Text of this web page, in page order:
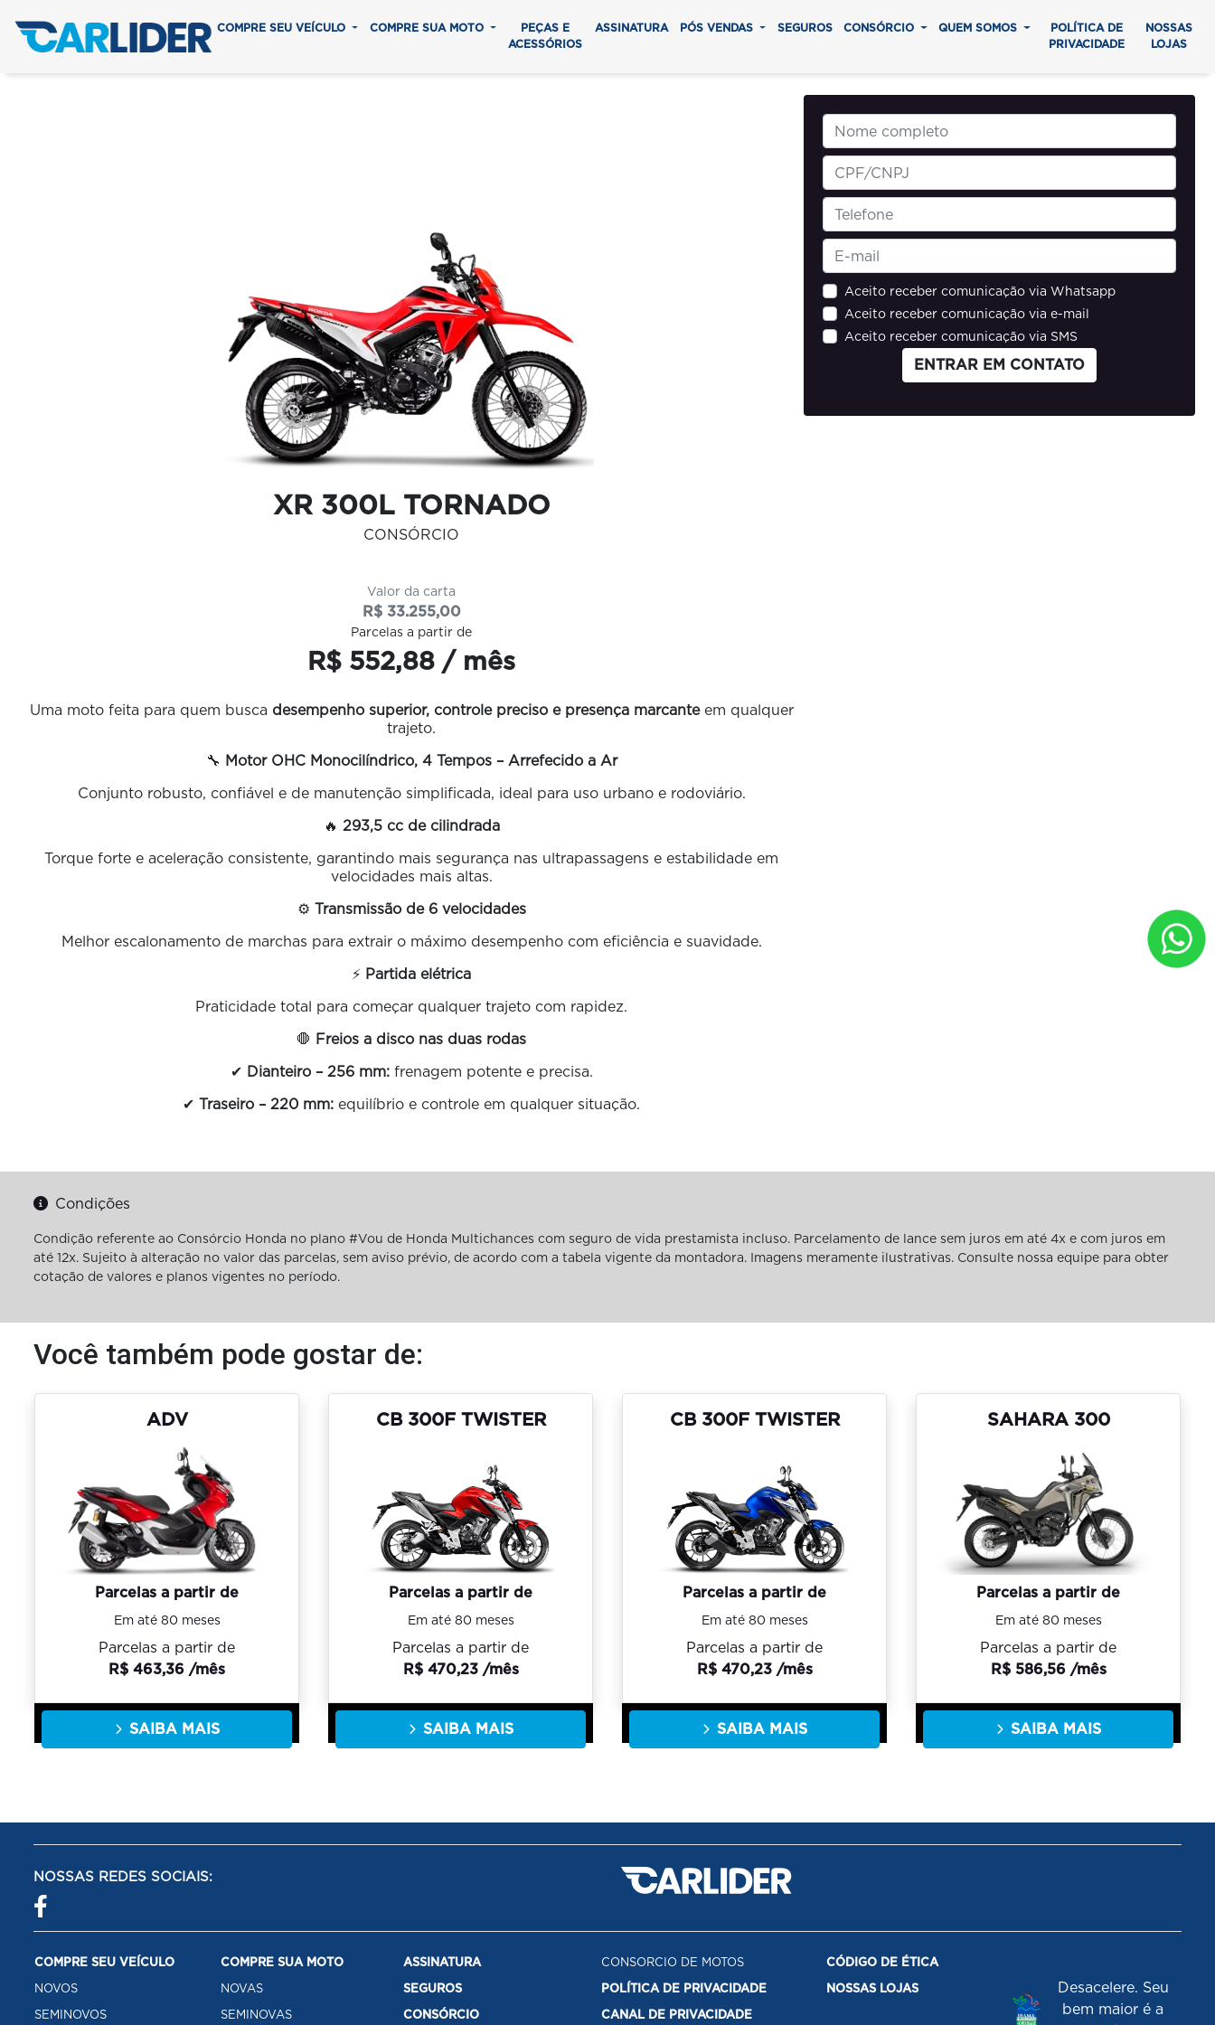
COMPRE SEU VEÍCULO COMPRE SUA MOTO
PEÇAS E
ACESSÓRIOS
ASSINATURA PÓS VENDAS SEGUROS CONSÓRCIO QUEM SOMOS
POLÍTICA DE
PRIVACIDADE
NOSSAS
LOJAS
XR 300L TORNADO
CONSÓRCIO
Valor da carta
R$ 33.255,00
Parcelas a partir de
R$ 552,88 / mês
Uma moto feita para quem busca desempenho superior, controle preciso e presença marcanteem qualquer
trajeto.
🔧 Motor OHC Monocilíndrico, 4 Tempos – Arrefecido a Ar
Conjunto robusto, confiável e de manutenção simplificada, ideal para uso urbano e rodoviário.
🔥 293,5 cc de cilindrada
Torque forte e aceleração consistente, garantindo mais segurança nas ultrapassagens e estabilidade em
velocidades mais altas.
⚙️ Transmissão de 6 velocidades
Melhor escalonamento de marchas para extrair o máximo desempenho com eficiência e suavidade.
⚡ Partida elétrica
Praticidade total para começar qualquer trajeto com rapidez.
🛑 Freios a disco nas duas rodas
✔ Dianteiro – 256 mm:frenagem potente e precisa.
✔Traseiro – 220 mm: equilíbrio e controle em qualquer situação.
Aceito receber comunicação via Whatsapp
Aceito receber comunicação via e-mail
Aceito receber comunicação via SMS
ENTRAR EM CONTATO
Condições
Condição referente ao Consórcio Honda no plano #Vou de Honda Multichances com seguro de vida prestamista incluso. Parcelamento de lance sem juros em até 4x e com juros em
até 12x. Sujeito à alteração no valor das parcelas, sem aviso prévio, de acordo com a tabela vigente da montadora. Imagens meramente ilustrativas. Consulte nossa equipe para obter
cotação de valores e planos vigentes no período.
Você também pode gostar de:
ADV
Parcelas a partir de
Em até 80 meses
Parcelas a partir de
R$ 463,36 /mês
SAIBA MAIS
CB 300F TWISTER
Parcelas a partir de
Em até 80 meses
Parcelas a partir de
R$ 470,23 /mês
SAIBA MAIS
CB 300F TWISTER
Parcelas a partir de
Em até 80 meses
Parcelas a partir de
R$ 470,23 /mês
SAIBA MAIS
SAHARA 300
Parcelas a partir de
Em até 80 meses
Parcelas a partir de
R$ 586,56 /mês
SAIBA MAIS
NOSSAS REDES SOCIAIS:
COMPRE SEU VEÍCULO
NOVOS
SEMINOVOS
COMPRE SUA MOTO
NOVAS
SEMINOVAS
ASSINATURA
SEGUROS
CONSÓRCIO
CONSORCIO DE MOTOS
POLÍTICA DE PRIVACIDADE
CANAL DE PRIVACIDADE
CÓDIGO DE ÉTICA
NOSSAS LOJAS
Desacelere. Seu
bem maior é a